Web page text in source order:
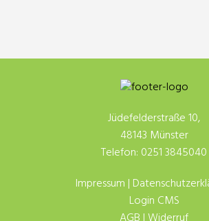
Jüdefelderstraße 10,
48143 Münster
Telefon: 0251 3845040
Impressum |
Login CMS